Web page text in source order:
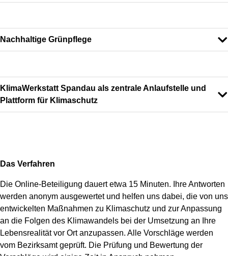
Nachhaltige Grünpflege
KlimaWerkstatt Spandau als zentrale Anlaufstelle und
Plattform für Klimaschutz
Das Verfahren
Die Online-Beteiligung dauert etwa 15 Minuten. Ihre Antworten
werden anonym ausgewertet und helfen uns dabei, die von uns
entwickelten Maßnahmen zu Klimaschutz und zur Anpassung
an die Folgen des Klimawandels bei der Umsetzung an Ihre
Lebensrealität vor Ort anzupassen. Alle Vorschläge werden
vom Bezirksamt geprüft. Die Prüfung und Bewertung der